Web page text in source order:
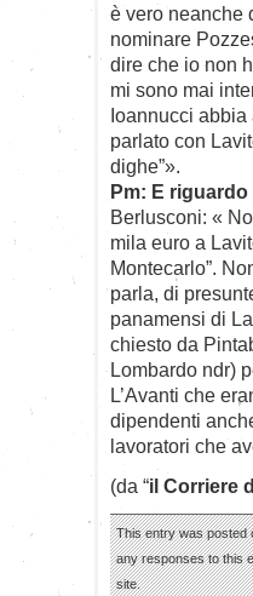
è vero neanche
nominare
dire che io non
mi sono mai
Ioannucci abbia
parlato con
dighe”».
Pm: E
Berlusconi: «
mila euro a
Montecarlo”.
parla, di
panamensi di
chiesto da
Lombardo ndr)
L’Avanti che
dipendenti
lavoratori che
(da “il Corriere
This entry was posted
any responses to this
site.